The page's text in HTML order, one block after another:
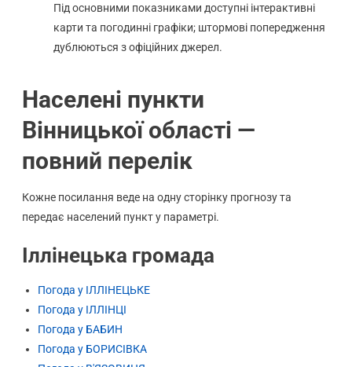
Під основними показниками доступні інтерактивні
карти та погодинні графіки; штормові попередження
дублюються з офіційних джерел.
Населені пункти
Вінницької області —
повний перелік
Кожне посилання веде на одну сторінку прогнозу та
передає населений пункт у параметрі.
Іллінецька громада
Погода у ІЛЛІНЕЦЬКЕ
Погода у ІЛЛІНЦІ
Погода у БАБИН
Погода у БОРИСІВКА